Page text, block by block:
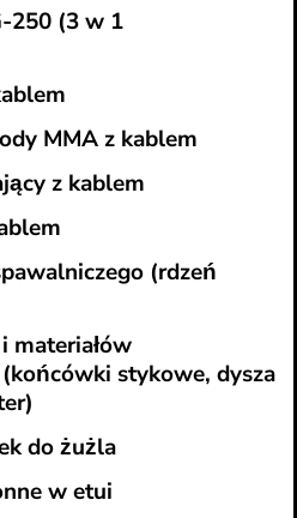
250 (3 w 1
MMA z kablem
z kablem
(rdzeń
materiałów
stykowe, dysza
do żużla
w etui